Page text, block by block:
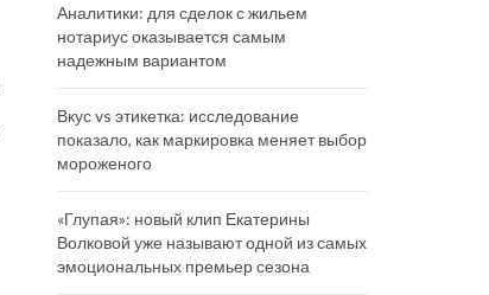
Аналитики: для сделок с жильем
нотариус оказывается самым
надежным вариантом
Вкус vs этикетка: исследование
показало, как маркировка меняет выбор
мороженого
«Глупая»: новый клип Екатерины
Волковой уже называют одной из самых
эмоциональных премьер сезона